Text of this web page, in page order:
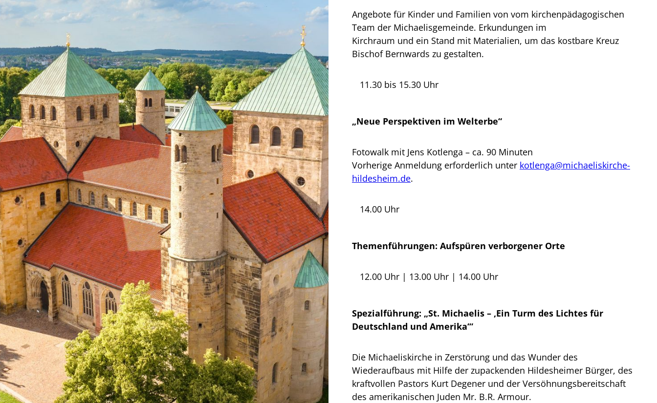
Angebote für Kinder und Familien von vom kirchenpädagogischen
Team der Michaelisgemeinde. Erkundungen im
Kirchraum und ein Stand mit Materialien, um das kostbare Kreuz
Bischof Bernwards zu gestalten.
11.30 bis 15.30 Uhr
„Neue Perspektiven im Welterbe“
Fotowalk mit Jens Kotlenga – ca. 90 Minuten
Vorherige Anmeldung erforderlich unter kotlenga@michaeliskirche-
hildesheim.de.
14.00 Uhr
Themenführungen: Aufspüren verborgener Orte
12.00 Uhr | 13.00 Uhr | 14.00 Uhr
Spezialführung: „St. Michaelis – ‚Ein Turm des Lichtes für
Deutschland und Amerika‘“
Die Michaeliskirche in Zerstörung und das Wunder des
Wiederaufbaus mit Hilfe der zupackenden Hildesheimer Bürger, des
kraftvollen Pastors Kurt Degener und der Versöhnungsbereitschaft
des amerikanischen Juden Mr. B.R. Armour.